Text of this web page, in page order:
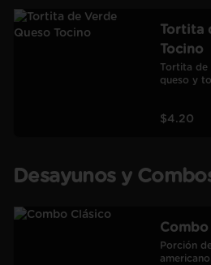
Tortita
Tocino
Tortita de
queso y
$4.20
Desayunos y
Combo
Porción